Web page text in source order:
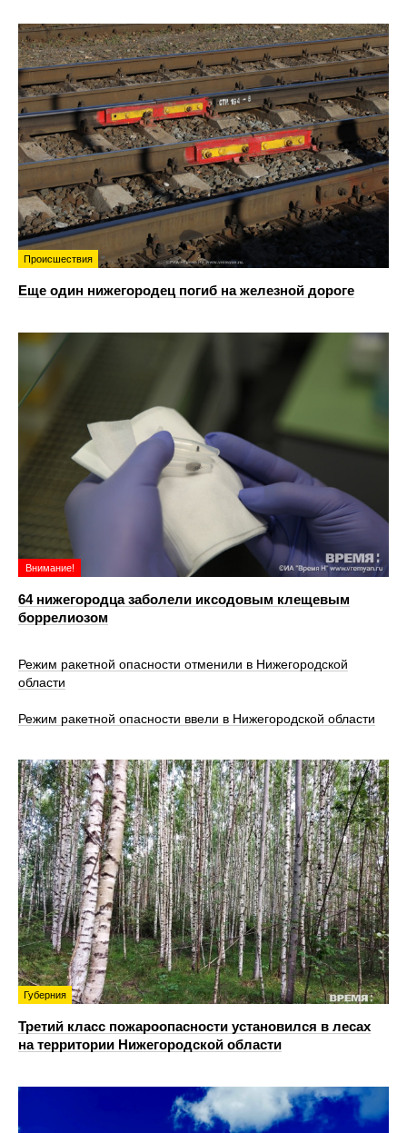
Происшествия
Еще один нижегородец погиб на железной дороге
Внимание!
64 нижегородца заболели иксодовым клещевым
боррелиозом
Режим ракетной опасности отменили в Нижегородской
области
Режим ракетной опасности ввели в Нижегородской области
Губерния
Третий класс пожароопасности установился в лесах
на территории Нижегородской области